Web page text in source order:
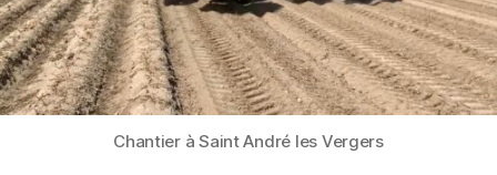
Chantier à Saint André les Vergers